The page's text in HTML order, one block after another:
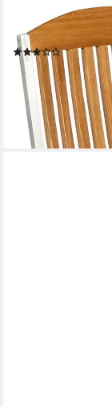
MERXX
Gartenstuhl Keros
(4)
157,20 € UVP
-61%
lieferbar - in 4-5